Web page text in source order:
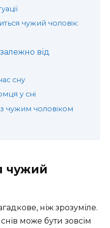
чужий чоловік:
від
сну
у сні
чужим чоловіком
чужий
ніж зрозуміле.
може бути зовсім